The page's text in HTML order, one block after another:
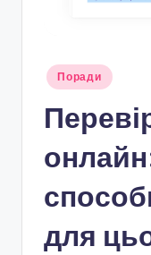
Опубліковано
Поради
для